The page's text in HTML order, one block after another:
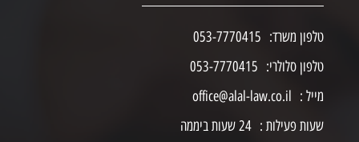
טלפון משרד: 053-7770415
טלפון סלולרי: 053-7770415
מייל : office@alal-law.co.il
שעות פעילות : 24 שעות ביממה